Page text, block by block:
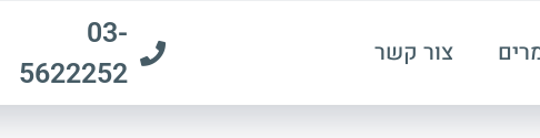
צור קשר
03-
5622252